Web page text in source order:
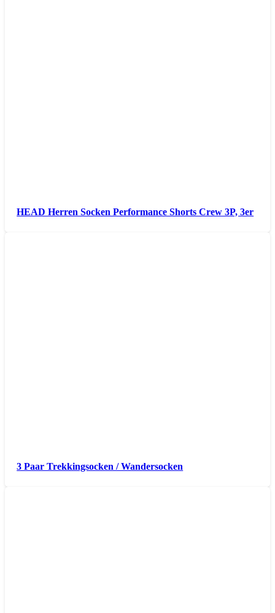
HEAD Herren Socken Performance Shorts Crew 3P, 3er
3 Paar Trekkingsocken / Wandersocken